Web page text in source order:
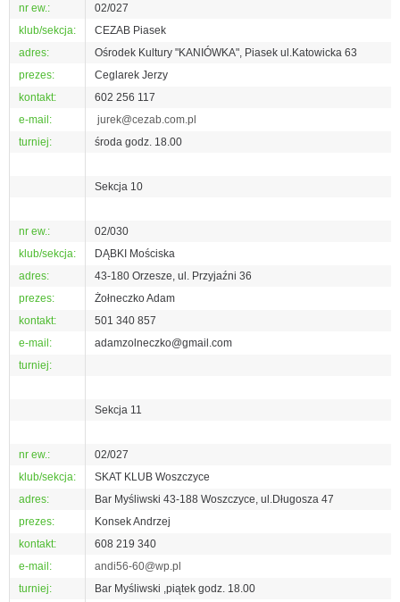
nr ew.:
02/027
klub/sekcja:
CEZAB Piasek
adres:
Ośrodek Kultury "KANIÓWKA", Piasek ul.Katowicka 63
prezes:
Ceglarek Jerzy
kontakt:
602 256 117
e-mail:
jurek@cezab.com.pl
turniej:
środa godz. 18.00
Sekcja 10
nr ew.:
02/030
klub/sekcja:
DĄBKI Mościska
adres:
43-180 Orzesze, ul. Przyjaźni 36
prezes:
Żołneczko Adam
kontakt:
501 340 857
e-mail:
adamzolneczko@gmail.com
turniej:
Sekcja 11
nr ew.:
02/027
klub/sekcja:
SKAT KLUB Woszczyce
adres:
Bar Myśliwski 43-188 Woszczyce, ul.Długosza 47
prezes:
Konsek Andrzej
kontakt:
608 219 340
e-mail:
andi56-60@wp.pl
turniej:
Bar Myśliwski ,piątek godz. 18.00